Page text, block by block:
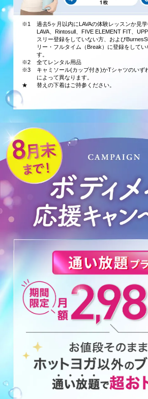
※1
過去5ヶ月以内にLAVAの体験レッスンか見
LAVA、Rintosull、FIVE ELEMENT FIT、
スリー登録をしていない方、および
リー・フルタイム（Break）に登録をして
す。
※2
全てレンタル用品
※3
キャミソール(カップ付き)かTシャツのいず
によって異なります。
★
替えの下着はご持参ください。